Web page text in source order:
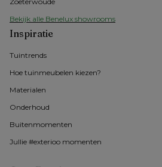
Bekijk alle Benelux showrooms
Inspiratie
Tuintrends
Hoe tuinmeubelen kiezen?
Materialen
Onderhoud
Buitenmomenten
Jullie #exterioo momenten